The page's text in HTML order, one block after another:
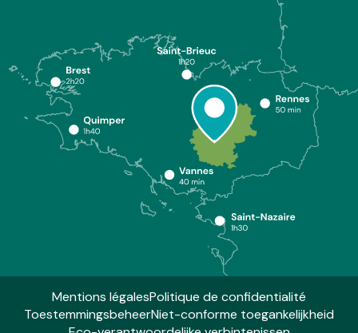
Mentions légalesPolitique de confidentialité
ToestemmingsbeheerNiet-conforme toegankelijkheid